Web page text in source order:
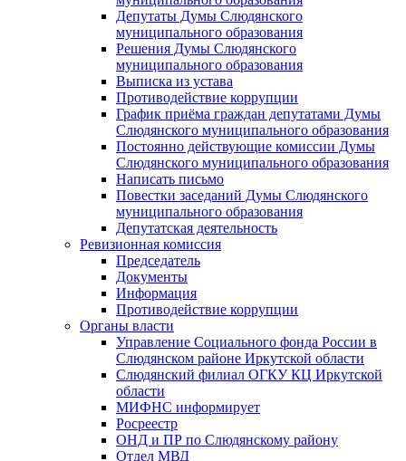
Депутаты Думы Слюдянского
муниципального образования
Решения Думы Слюдянского
муниципального образования
Выписка из устава
Противодействие коррупции
График приёма граждан депутатами Думы
Слюдянского муниципального образования
Постоянно действующие комиссии Думы
Слюдянского муниципального образования
Написать письмо
Повестки заседаний Думы Слюдянского
муниципального образования
Депутатская деятельность
Ревизионная комиссия
Председатель
Документы
Информация
Противодействие коррупции
Органы власти
Управление Социального фонда России в
Слюдянском районе Иркутской области
Слюдянский филиал ОГКУ КЦ Иркутской
области
МИФНС информирует
Росреестр
ОНД и ПР по Слюдянскому району
Отдел МВД